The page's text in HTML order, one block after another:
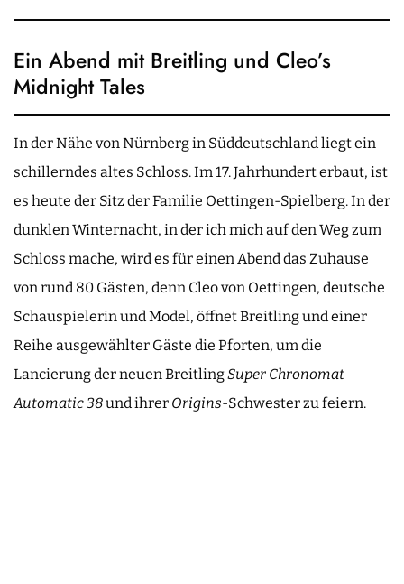
Ein Abend mit Breitling und Cleo’s
Midnight Tales
In der Nähe von Nürnberg in Süddeutschland liegt ein
schillerndes altes Schloss. Im 17. Jahrhundert erbaut, ist
es heute der Sitz der Familie Oettingen-Spielberg. In der
dunklen Winternacht, in der ich mich auf den Weg zum
Schloss mache, wird es für einen Abend das Zuhause
von rund 80 Gästen, denn Cleo von Oettingen, deutsche
Schauspielerin und Model, öffnet Breitling und einer
Reihe ausgewählter Gäste die Pforten, um die
Lancierung der neuen BreitlingSuper Chronomat
Automatic 38und ihrer Origins-Schwester zu feiern.